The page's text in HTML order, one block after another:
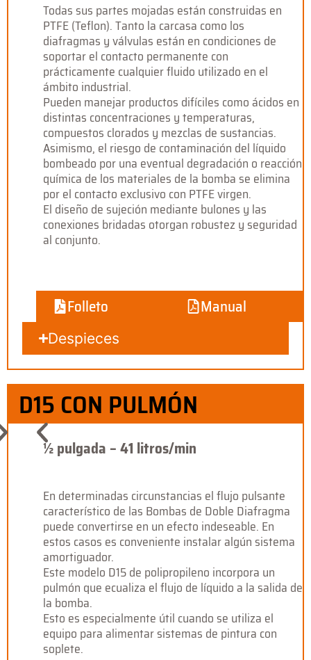
Todas sus partes mojadas están construidas en
PTFE (Teflon). Tanto la carcasa como los
diafragmas y válvulas están en condiciones de
soportar el contacto permanente con
prácticamente cualquier fluido utilizado en el
ámbito industrial.
Pueden manejar productos difíciles como ácidos en
distintas concentraciones y temperaturas,
compuestos clorados y mezclas de sustancias.
Asimismo, el riesgo de contaminación del líquido
bombeado por una eventual degradación o reacción
química de los materiales de la bomba se elimina
por el contacto exclusivo con PTFE virgen.
El diseño de sujeción mediante bulones y las
conexiones bridadas otorgan robustez y seguridad
al conjunto.
Folleto Manual
Despieces
D15 CON PULMÓN
½ pulgada – 41 litros/min
En determinadas circunstancias el flujo pulsante
característico de las Bombas de Doble Diafragma
puede convertirse en un efecto indeseable. En
estos casos es conveniente instalar algún sistema
amortiguador.
Este modelo D15 de polipropileno incorpora un
pulmón que ecualiza el flujo de líquido a la salida de
la bomba.
Esto es especialmente útil cuando se utiliza el
equipo para alimentar sistemas de pintura con
soplete.